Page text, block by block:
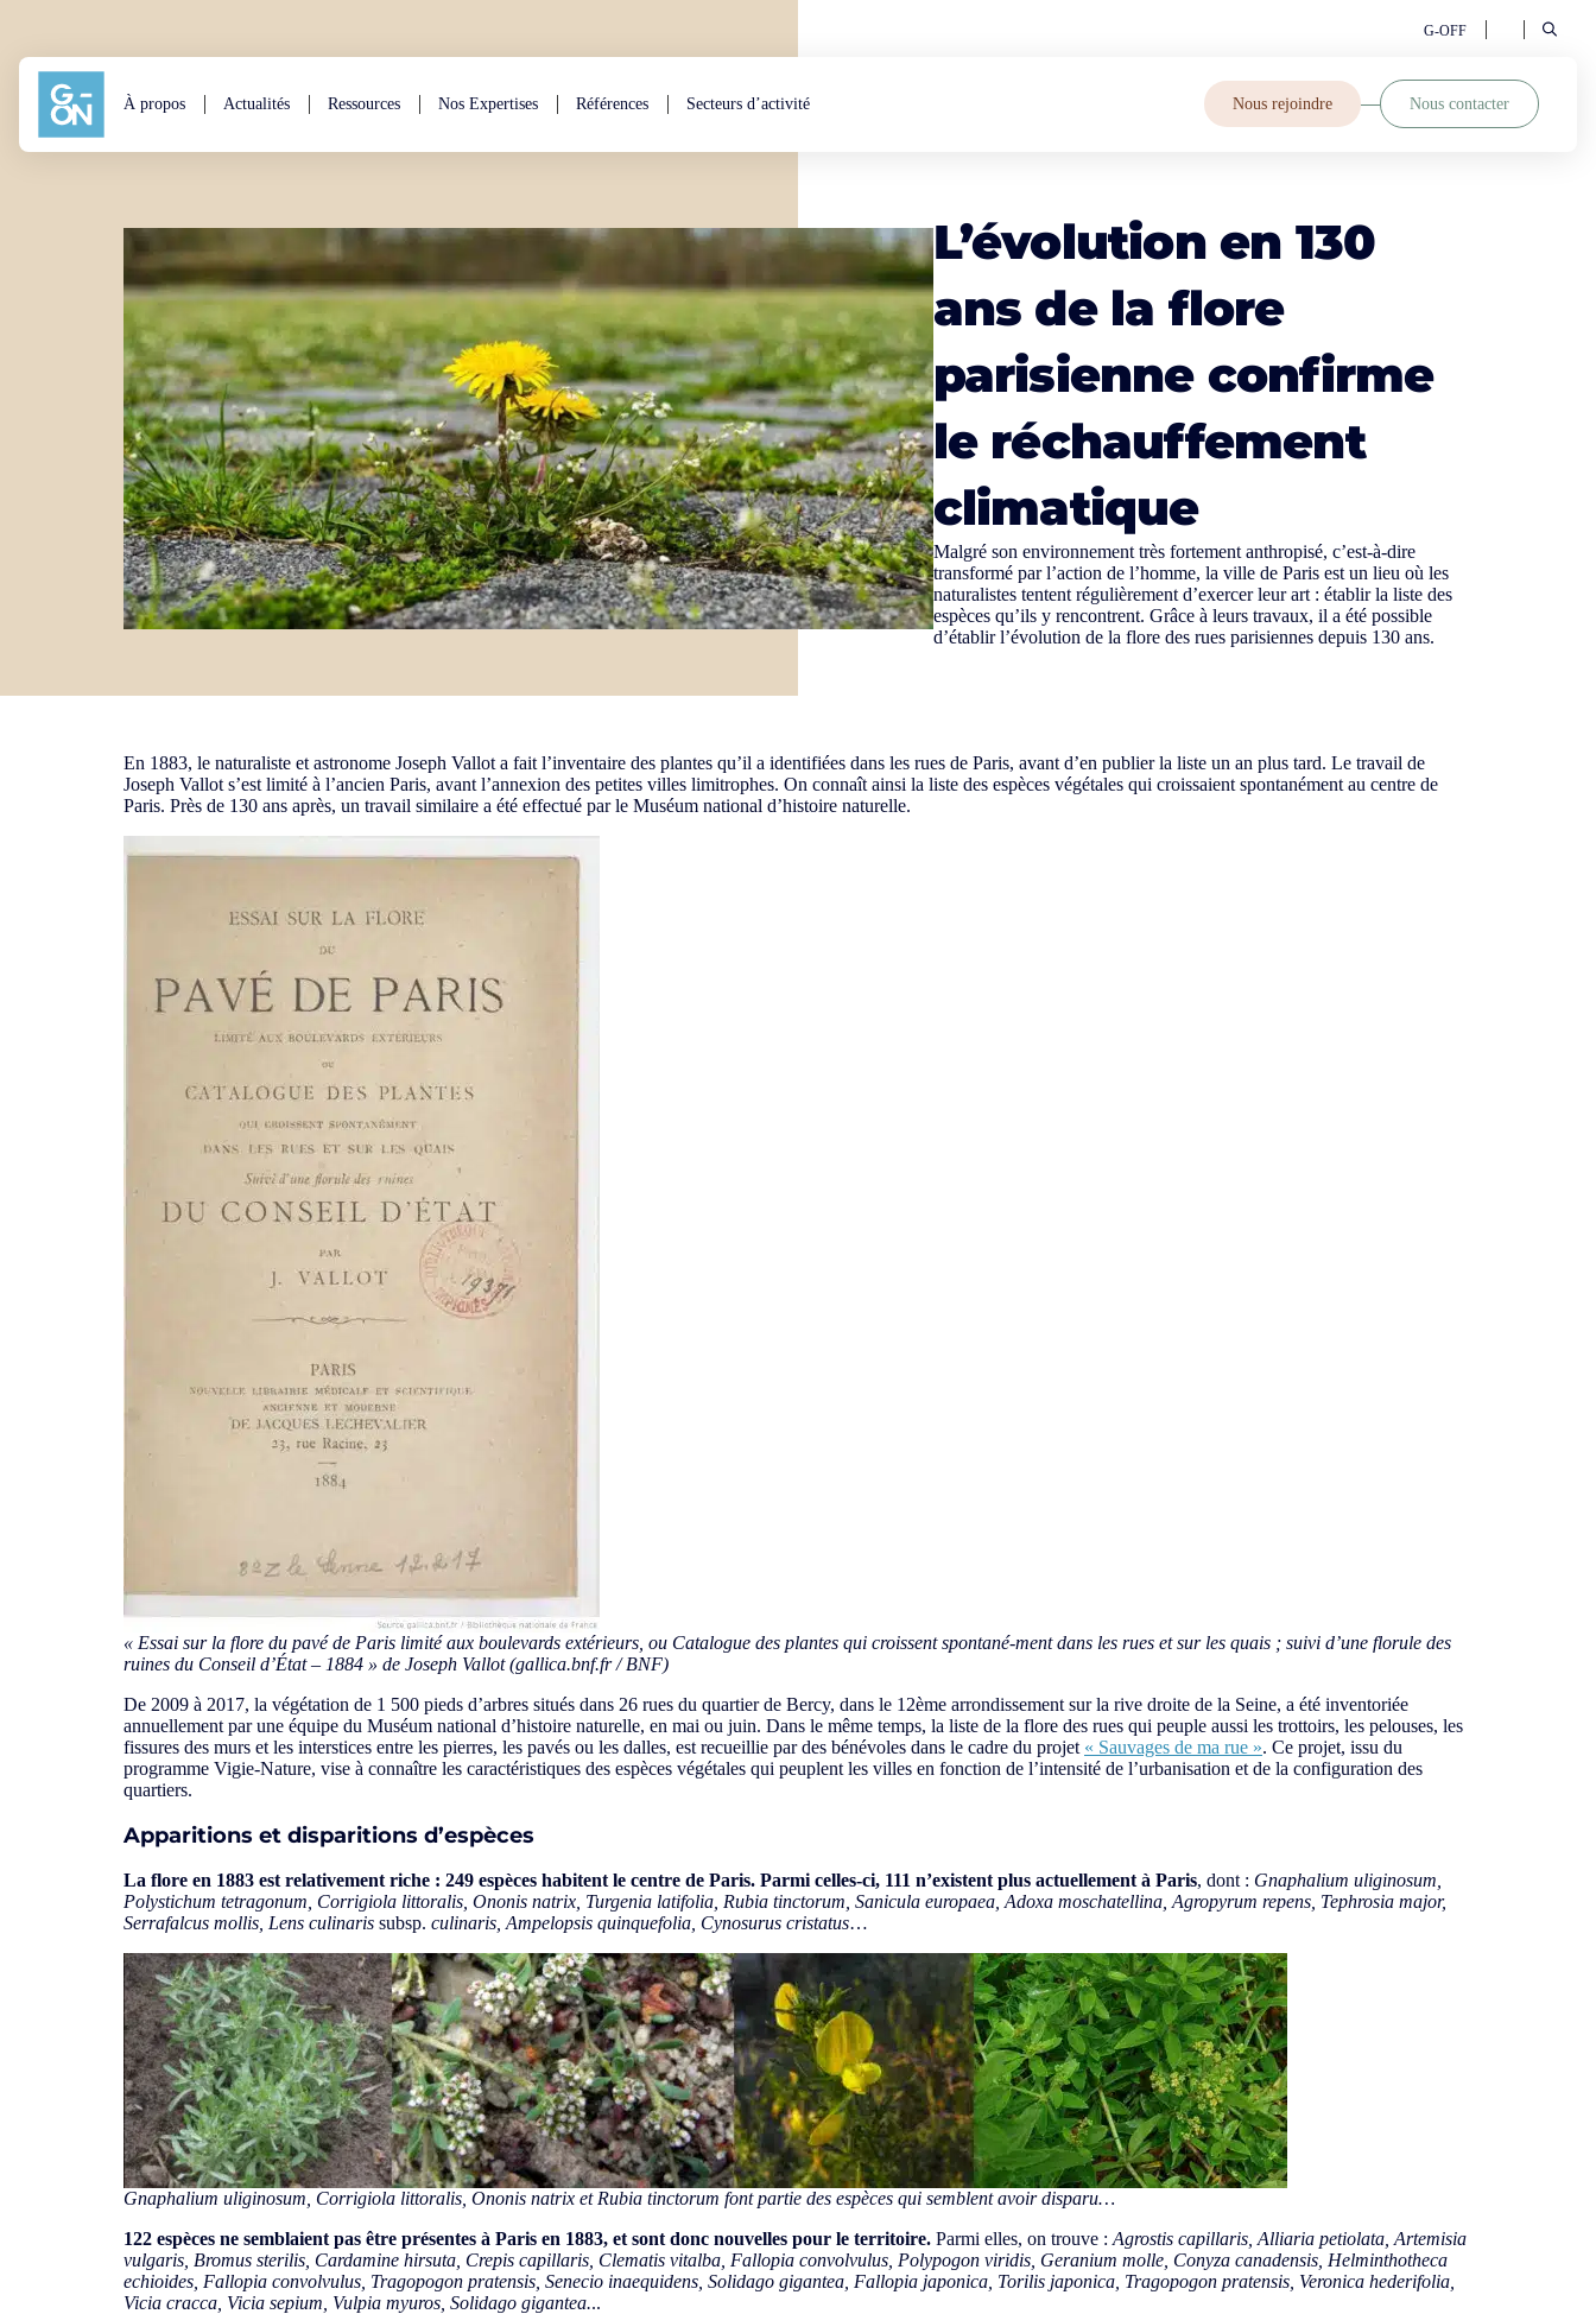
À propos Actualités Ressources Nos Expertises Références Secteurs d’activité Nous rejoindre Nous contacter
G-OFF
L’évolution en 130
ans de la flore
parisienne confirme
le réchauffement
climatique
Malgré son environnement très fortement anthropisé, c’est-à-dire
transformé par l’action de l’homme, la ville de Paris est un lieu où les
naturalistes tentent régulièrement d’exercer leur art : établir la liste des
espèces qu’ils y rencontrent. Grâce à leurs travaux, il a été possible
d’établir l’évolution de la flore des rues parisiennes depuis 130 ans.
En 1883, le naturaliste et astronome Joseph Vallot a fait l’inventaire des plantes qu’il a identifiées dans les rues de Paris, avant d’en publier la liste un an plus tard. Le travail de
Joseph Vallot s’est limité à l’ancien Paris, avant l’annexion des petites villes limitrophes. On connaît ainsi la liste des espèces végétales qui croissaient spontanément au centre de
Paris. Près de 130 ans après, un travail similaire a été effectué par le Muséum national d’histoire naturelle.
« Essai sur la flore du pavé de Paris limité aux boulevards extérieurs, ou Catalogue des plantes qui croissent spontané-ment dans les rues et sur les quais ; suivi d’une florule des
ruines du Conseil d’État – 1884 » de Joseph Vallot (gallica.bnf.fr / BNF)
De 2009 à 2017, la végétation de 1 500 pieds d’arbres situés dans 26 rues du quartier de Bercy, dans le 12ème arrondissement sur la rive droite de la Seine, a été inventoriée
annuellement par une équipe du Muséum national d’histoire naturelle, en mai ou juin. Dans le même temps, la liste de la flore des rues qui peuple aussi les trottoirs, les pelouses, les
fissures des murs et les interstices entre les pierres, les pavés ou les dalles, est recueillie par des bénévoles dans le cadre du projet « Sauvages de ma rue ». Ce projet, issu du
programme Vigie-Nature, vise à connaître les caractéristiques des espèces végétales qui peuplent les villes en fonction de l’intensité de l’urbanisation et de la configuration des
quartiers.
Apparitions et disparitions d’espèces
La flore en 1883 est relativement riche : 249 espèces habitent le centre de Paris. Parmi celles-ci, 111 n’existent plus actuellement à Paris, dont : Gnaphalium uliginosum,
Polystichum tetragonum, Corrigiola littoralis, Ononis natrix, Turgenia latifolia, Rubia tinctorum, Sanicula europaea, Adoxa moschatellina, Agropyrum repens, Tephrosia major,
Serrafalcus mollis, Lens culinaris subsp. culinaris, Ampelopsis quinquefolia, Cynosurus cristatus…
Gnaphalium uliginosum Corrigiola littoralis Ononis natrix et Rubia tinctorum font partie des espèces qui semblent avoir disparu…
122 espèces ne semblaient pas être présentes à Paris en 1883, et sont donc nouvelles pour le territoire. Parmi elles, on trouve : Agrostis capillaris, Alliaria petiolata, Artemisia
vulgaris, Bromus sterilis, Cardamine hirsuta, Crepis capillaris, Clematis vitalba, Fallopia convolvulus, Polypogon viridis, Geranium molle, Conyza canadensis, Helminthotheca
echioides, Fallopia convolvulus, Tragopogon pratensis, Senecio inaequidens, Solidago gigantea, Fallopia japonica, Torilis japonica, Tragopogon pratensis, Veronica hederifolia,
Vicia cracca, Vicia sepium, Vulpia myuros, Solidago gigantea...